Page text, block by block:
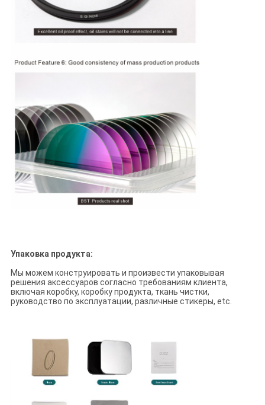
Упаковка продукта:
Мы можем конструировать и произвести упаковывая
решения аксессуаров согласно требованиям клиента,
включая коробку, коробку продукта, ткань чистки,
руководство по эксплуатации, различные стикеры, etc.